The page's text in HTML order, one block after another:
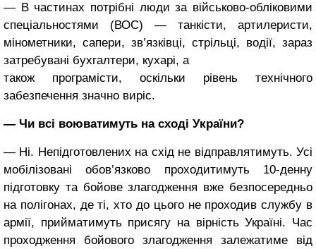
— В частинах потрібні люди за військово-обліковими
спеціальностями (ВОС) — танкісти, артилеристи,
мінометники, сапери, зв’язківці, стрільці, водії, зараз
затребувані бухгалтери, кухарі, а
також програмісти, оскільки рівень технічного
забезпечення значно виріс.
— Чи всі воюватимуть на сході України?
— Ні. Непідготовлених на схід не відправлятимуть. Усі
мобілізовані обов’язково проходитимуть 10-денну
підготовку та бойове злагодження вже безпосередньо
на полігонах, де ті, хто до цього не проходив службу в
армії, прийматимуть присягу на вірність Україні. Час
проходження бойового злагодження залежатиме від